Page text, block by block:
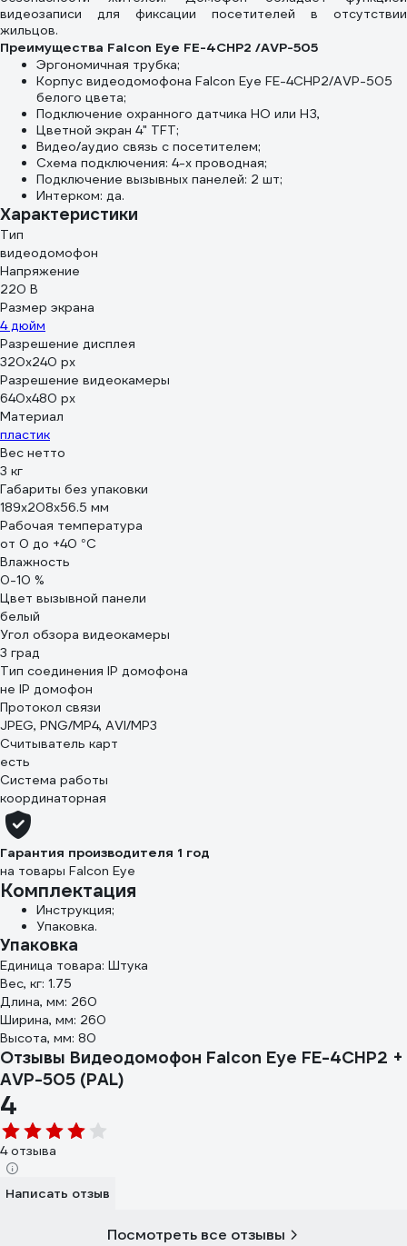
видеозаписи для фиксации посетителей в отсутствии
жильцов.
Преимущества Falcon Eye FE-4CHP2 /AVP-505
Эргономичная трубка;
Корпус видеодомофона Falcon Eye FE-4CHP2/AVP-505
белого цвета;
Подключение охранного датчика НО или НЗ,
Цветной экран 4" TFT;
Видео/аудио связь с посетителем;
Схема подключения: 4-х проводная;
Подключение вызывных панелей: 2 шт;
Интерком: да.
Характеристики
Тип
видеодомофон
Напряжение
220 В
Размер экрана
4 дюйм
Разрешение дисплея
320х240 px
Разрешение видеокамеры
640х480 px
Материал
пластик
Вес нетто
3 кг
Габариты без упаковки
189х208х56.5 мм
Рабочая температура
от 0 до +40 °С
Влажность
0-10 %
Цвет вызывной панели
белый
Угол обзора видеокамеры
3 град
Тип соединения IP домофона
не IP домофон
Протокол связи
JPEG, PNG/MP4, AVI/MP3
Считыватель карт
есть
Система работы
координаторная
Гарантия производителя 1 год
на товары Falcon Eye
Комплектация
Инструкция;
Упаковка.
Упаковка
Единица товара: Штука
Вес, кг: 1.75
Длина, мм: 260
Ширина, мм: 260
Высота, мм: 80
Отзывы Видеодомофон Falcon Eye FE-4CHP2 +
AVP-505 (PAL)
4
4 отзыва
Написать отзыв
Посмотреть все отзывы